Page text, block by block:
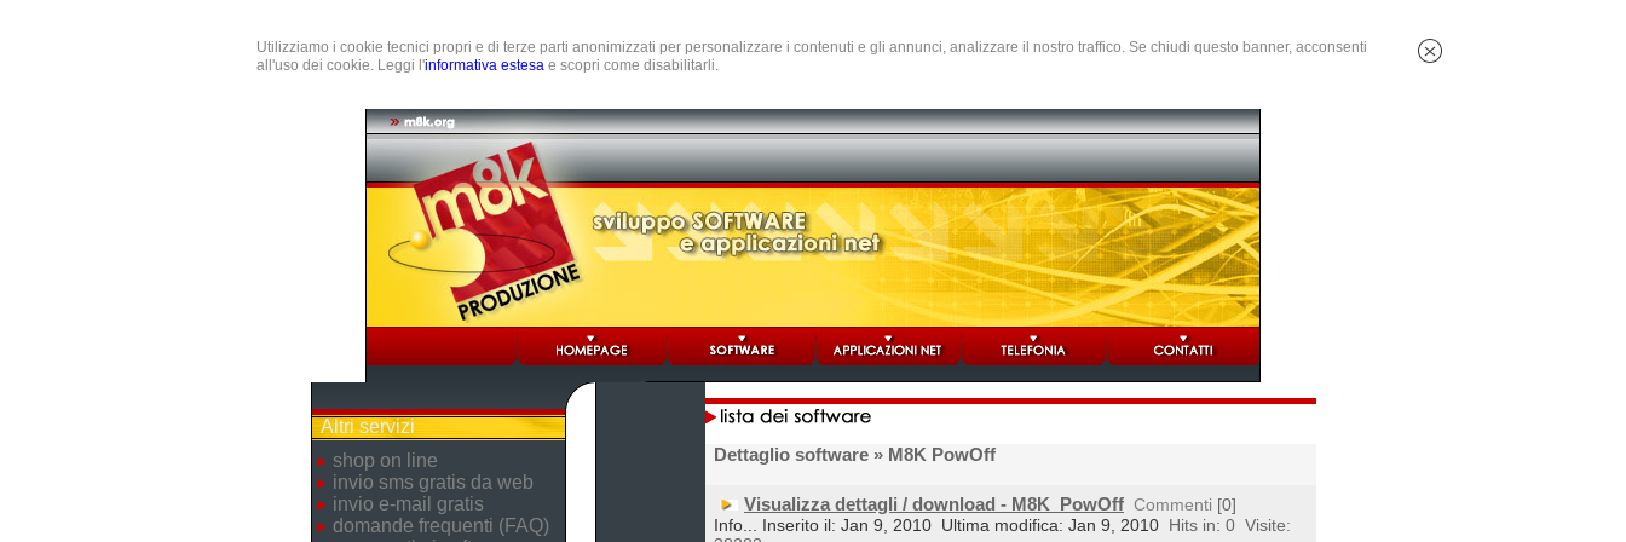
Utilizziamo i cookie tecnici propri e di terze parti anonimizzati per personalizzare i contenuti e gli annunci, analizzare il nostro traffico. Se chiudi questo banner, acconsenti
all'uso dei cookie. Leggi l'informativa estesa e scopri come disabilitarli.
Altri servizi
shop on line
invio sms gratis da web
invio e-mail gratis
domande frequenti (FAQ)
Dettaglio software » M8K PowOff
Visualizza dettagli / download - M8K_PowOff Commenti [0]
Info... Inserito il: Jan 9, 2010 Ultima modifica: Jan 9, 2010 Hits in: 0 Visite: